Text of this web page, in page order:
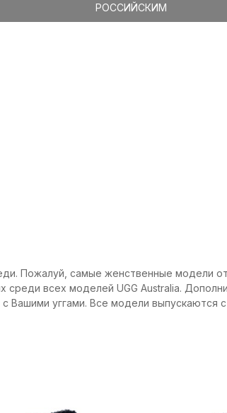
РОССИЙСКИМ
Пожалуй, самые женственные модели
всех моделей UGG Australia.
уггами. Все модели выпускаются